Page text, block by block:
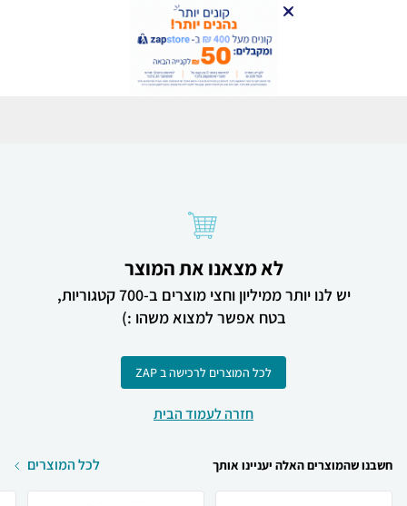
לא מצאנו את המוצר
יש לנו יותר ממיליון וחצי מוצרים ב-700 קטגוריות,
בטח אפשר למצוא משהו :)
לכל המוצרים לרכישה ב ZAP
חזרה לעמוד הבית
חשבנו שהמוצרים האלה יעניינו אותך לכל המוצרים